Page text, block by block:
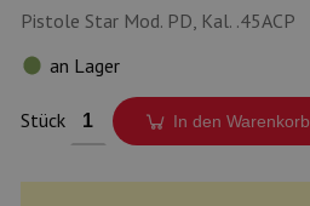
Pistole Star Mod. PD, Kal. .45ACP
an Lager
Stück In den Warenkorb